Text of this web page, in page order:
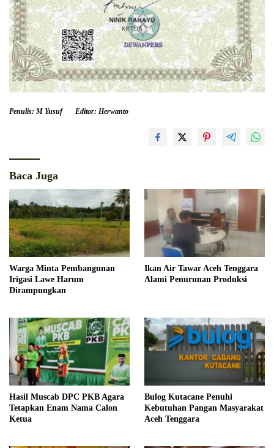
Penulis: M Yusuf Editor: Herwanto
Baca Juga
Warga Minta Pembangunan
Irigasi Lawe Harum
Dirampungkan
Ikan Air Tawar Aceh Tenggara
Alami Penurunan Produksi
Hasil Muscab DPC PKB Agara
Tetapkan Enam Nama Calon
Ketua
Bulog Kutacane Penuhi
Kebutuhan Pangan Masyarakat
Aceh Tenggara